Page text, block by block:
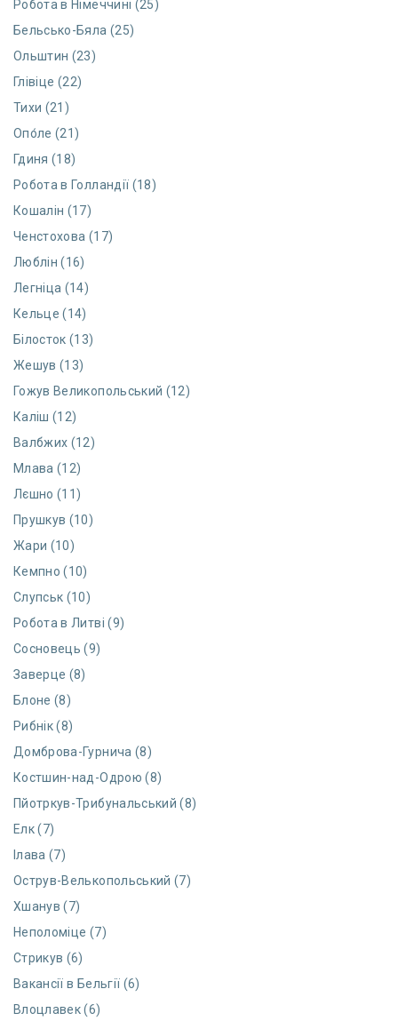
Робота в Німеччині (25)
Бельсько-Бяла (25)
Ольштин (23)
Глівіце (22)
Тихи (21)
Опо́ле (21)
Гдиня (18)
Робота в Голландії (18)
Кошалін (17)
Ченстохова (17)
Люблін (16)
Легніца (14)
Кельце (14)
Білосток (13)
Жешув (13)
Гожув Великопольський (12)
Каліш (12)
Валбжих (12)
Млава (12)
Лєшно (11)
Прушкув (10)
Жари (10)
Кемпно (10)
Слупськ (10)
Робота в Литві (9)
Сосновець (9)
Заверце (8)
Блоне (8)
Рибнік (8)
Домброва-Гурнича (8)
Костшин-над-Одрою (8)
Пйотркув-Трибунальський (8)
Елк (7)
Ілава (7)
Острув-Велькопольський (7)
Хшанув (7)
Неполоміце (7)
Стрикув (6)
Вакансії в Бельгії (6)
Влоцлавек (6)